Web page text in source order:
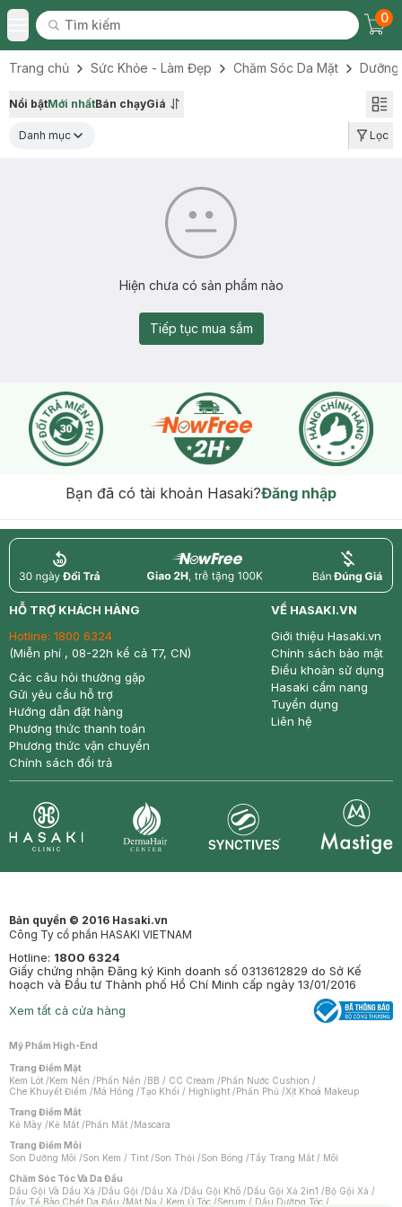
Toggle Menu
Tìm kiếm
Tìm kiếm
0
Trang chủ Sức Khỏe - Làm Đẹp Chăm Sóc Da Mặt Dưỡng
Nổi bậtMới nhấtBán chạyGiá
Danh mục Lọc
Hiện chưa có sản phẩm nào
Tiếp tục mua sắm
Bạn đã có tài khoản Hasaki?Đăng nhập
return nowfree price
HỖ TRỢ KHÁCH HÀNG
Hotline: 1800 6324
(Miễn phí , 08-22h kể cả T7, CN)
Các câu hỏi thường gặp
Gửi yêu cầu hỗ trợ
Hướng dẫn đặt hàng
Phương thức thanh toán
Phương thức vận chuyển
Chính sách đổi trả
VỀ HASAKI.VN
Giới thiệu Hasaki.vn
Chính sách bảo mật
Điều khoản sử dụng
Hasaki cẩm nang
Tuyển dụng
Liên hệ
Bản quyền © 2016 Hasaki.vn
Công Ty cổ phần HASAKI VIETNAM
Hotline: 1800 6324
Giấy chứng nhận Đăng ký Kinh doanh số 0313612829 do Sở Kế
hoạch và Đầu tư Thành phố Hồ Chí Minh cấp ngày 13/01/2016
Xem tất cả cửa hàng
Mỹ Phẩm High-End
Trang Điểm Mặt
Kem Lót /Kem Nền /Phấn Nền /BB / CC Cream /Phấn Nước Cushion /
Che Khuyết Điểm /Má Hồng /Tạo Khối / Highlight /Phấn Phủ /Xịt Khoá Makeup
Trang Điểm Mắt
Kẻ Mày /Kẻ Mắt /Phấn Mắt /Mascara
Trang Điểm Môi
Son Dưỡng Môi /Son Kem / Tint /Son Thỏi /Son Bóng /Tẩy Trang Mắt / Môi
Chăm Sóc Tóc Và Da Đầu
Dầu Gội Và Dầu Xả /Dầu Gội /Dầu Xả /Dầu Gội Khô /Dầu Gội Xả 2in1 /Bộ Gội Xả /
Tẩy Tế Bào Chết Da Đầu /Mặt Nạ / Kem Ủ Tóc /Serum / Dầu Dưỡng Tóc /